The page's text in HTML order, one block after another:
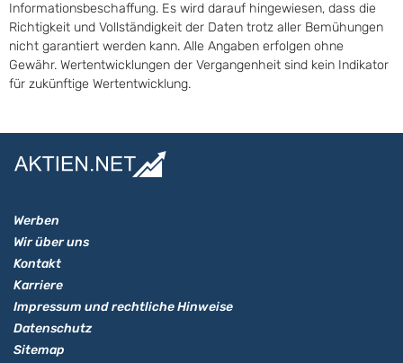
Informationsbeschaffung. Es wird darauf hingewiesen, dass die
Richtigkeit und Vollständigkeit der Daten trotz aller Bemühungen
nicht garantiert werden kann. Alle Angaben erfolgen ohne
Gewähr. Wertentwicklungen der Vergangenheit sind kein Indikator
für zukünftige Wertentwicklung.
Werben
Wir über uns
Kontakt
Karriere
Impressum und rechtliche Hinweise
Datenschutz
Sitemap